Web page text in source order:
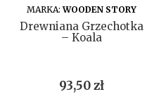
DO KOSZYKA
MARKA:WOODEN STORY
Drewniana Grzechotka
– Koala
Cena
93,50 zł